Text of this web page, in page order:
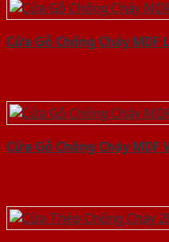
Cửa Gỗ Chống Cháy
Cửa Gỗ Chống Cháy MDF